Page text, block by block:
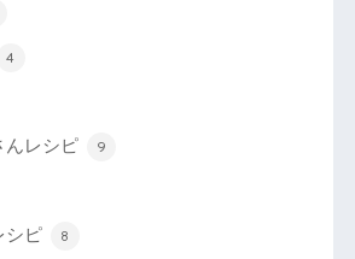
4
んレシピ 9
シピ 8